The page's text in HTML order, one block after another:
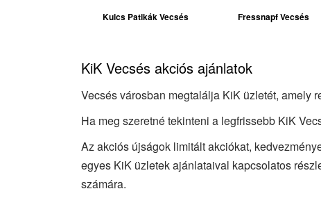
Kulcs Patikák Vecsés Fressnapf Vecsés
KiK Vecsés akciós ajánlatok
Vecsés városban megtalálja KiK üzletét, amely
Ha meg szeretné tekinteni a legfrissebb KiK
Az akciós újságok limitált akciókat,
egyes KiK üzletek ajánlataival kapcsolatos
számára.